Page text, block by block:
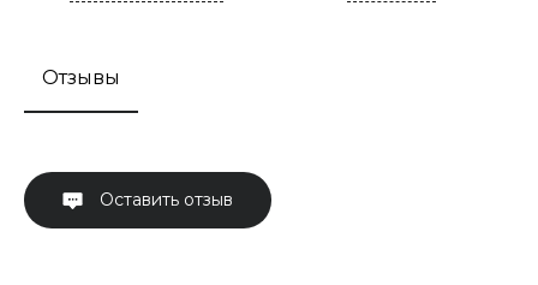
Отзывы
Оставить отзыв